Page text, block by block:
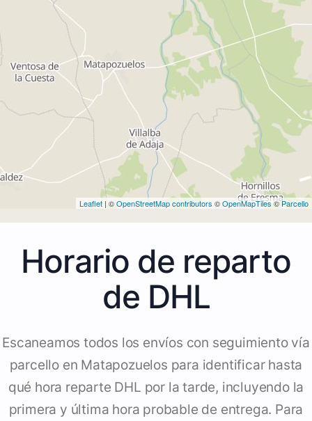
Leaflet | ©OpenStreetMap contributors ©OpenMapTiles©Parcello
Horario de reparto
de DHL
Escaneamos todos los envíos con seguimiento vía
parcello en Matapozuelos para identificar hasta
qué hora reparte DHL por la tarde, incluyendo la
primera y última hora probable de entrega. Para